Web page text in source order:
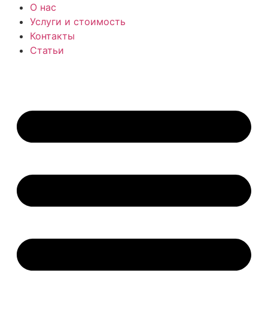
Перейти
содержимому
О нас
Услуги и стоимость
Контакты
Статьи